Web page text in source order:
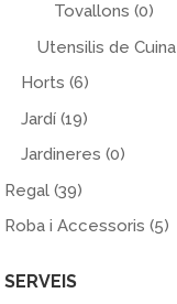
Tovallons (0)
Utensilis de Cuina
Horts (6)
Jardí (19)
Jardineres (0)
Regal (39)
Roba i Accessoris (5)
SERVEIS